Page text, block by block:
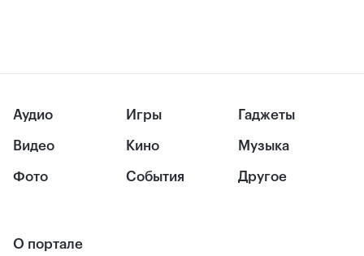
Аудио
Видео
Фото
Игры
Кино
События
Гаджеты
Музыка
Другое
О портале